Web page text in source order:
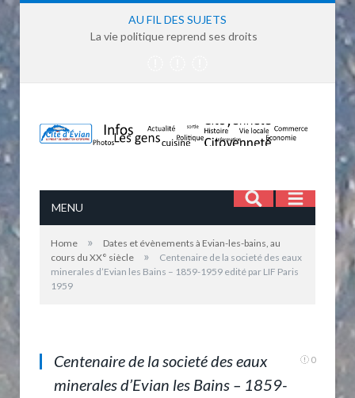
AU FIL DES SUJETS
La vie politique reprend ses droits
MENU
Home »
Dates et évènements à Evian-les-bains, au
cours du XX° siècle
»
Centenaire de la societé des eaux
minerales d’Evian les Bains – 1859-1959 edité par LIF Paris
1959
Centenaire de la société des eaux minérales
Centenaire de la societé des eaux
minerales d’Evian les Bains – 1859-
0